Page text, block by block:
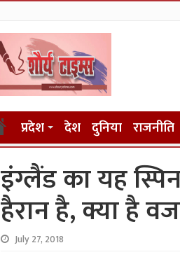
प्रदेश देश दुनिया राजनीति
इंग्लैंड का यह
हैरान है, क्या है
July 27, 2018